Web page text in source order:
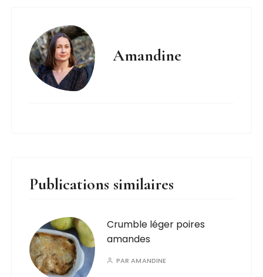
Amandine
Publications similaires
Crumble léger poires
amandes
PARAMANDINE